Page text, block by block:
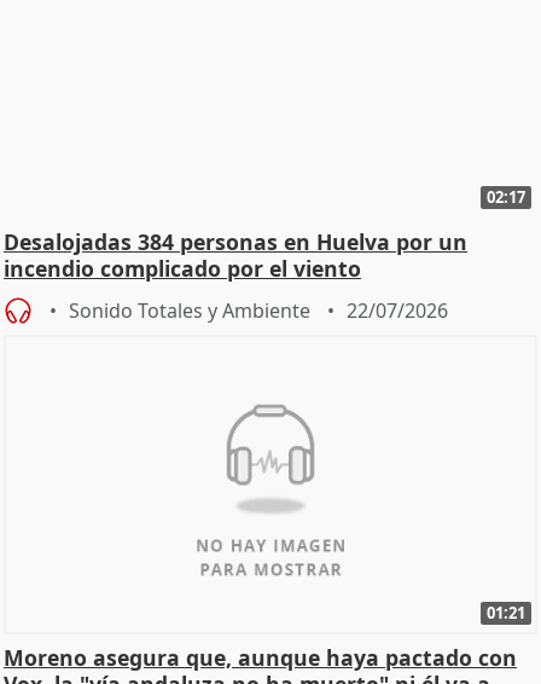
02:17
Desalojadas 384 personas en Huelva por un
incendio complicado por el viento
Sonido Totales y Ambiente 22/07/2026
01:21
Moreno asegura que, aunque haya pactado con